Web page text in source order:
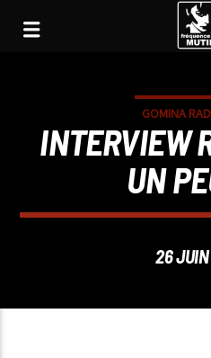
GOMINA
INTERVIEW
UN
26